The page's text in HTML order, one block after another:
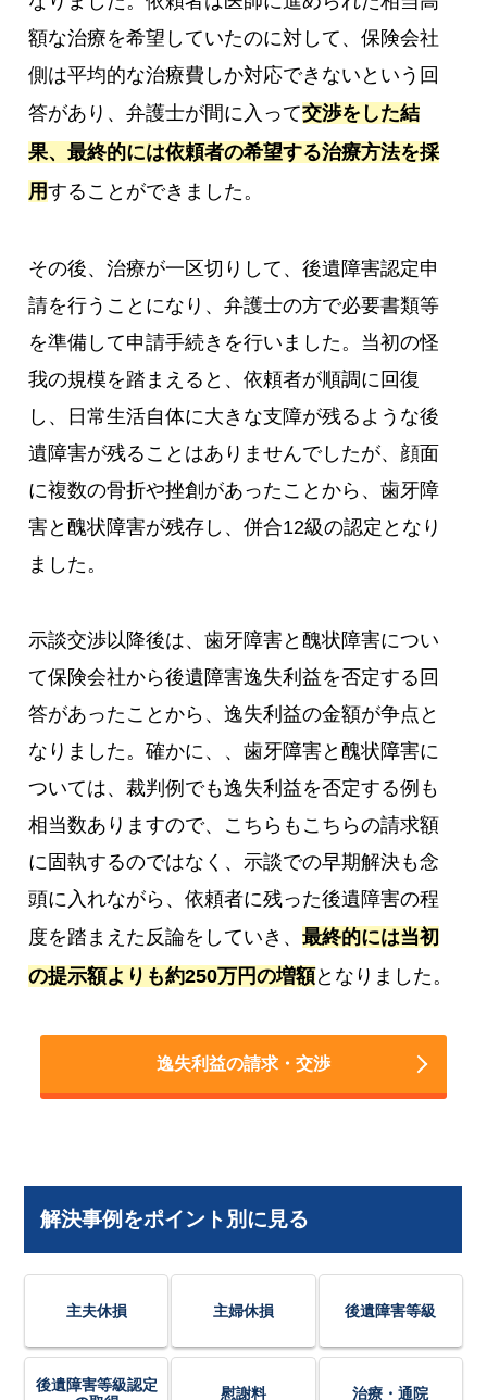
額な治療を希望していたのに対して、保険会社
側は平均的な治療費しか対応できないという回
答があり、弁護士が間に入って交渉をした結
果、最終的には依頼者の希望する治療方法を採
用することができました。
その後、治療が一区切りして、後遺障害認定申
請を行うことになり、弁護士の方で必要書類等
を準備して申請手続きを行いました。当初の怪
我の規模を踏まえると、依頼者が順調に回復
し、日常生活自体に大きな支障が残るような後
遺障害が残ることはありませんでしたが、顔面
に複数の骨折や挫創があったことから、歯牙障
害と醜状障害が残存し、併合12級の認定となり
ました。
示談交渉以降後は、歯牙障害と醜状障害につい
て保険会社から後遺障害逸失利益を否定する回
答があったことから、逸失利益の金額が争点と
なりました。確かに、、歯牙障害と醜状障害に
ついては、裁判例でも逸失利益を否定する例も
相当数ありますので、こちらもこちらの請求額
に固執するのではなく、示談での早期解決も念
頭に入れながら、依頼者に残った後遺障害の程
度を踏まえた反論をしていき、最終的には当初
の提示額よりも約250万円の増額となりました。
逸失利益の請求・交渉
解決事例をポイント別に見る
主夫休損 主婦休損 後遺障害等級
後遺障害等級認定
慰謝料 治療・通院